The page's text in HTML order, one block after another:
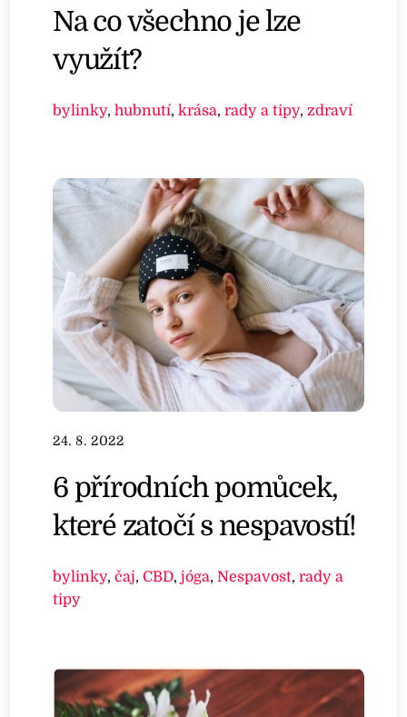
Na co všechno je lze
využít?
bylinky,hubnutí,krása,rady a tipy,zdraví
24. 8. 2022
6 přírodních pomůcek,
které zatočí s nespavostí!
bylinky,čaj,CBD,jóga,Nespavost,rady a
tipy